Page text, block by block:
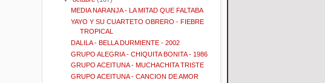
MEDIA NARANJA - LA MITAD QUE FALTABA
YAYO Y SU CUARTETO OBRERO - FIEBRE
TROPICAL
DALILA - BELLA DURMIENTE - 2002
GRUPO ALEGRIA - CHIQUITA BONITA - 1986
GRUPO ACEITUNA - MUCHACHITA TRISTE
GRUPO ACEITUNA - CANCION DE AMOR